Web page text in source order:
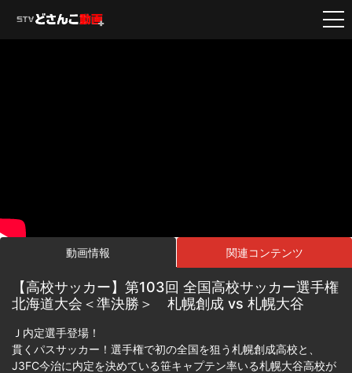
動画情報 関連コンテンツ
【高校サッカー】第103回 全国高校サッカー選手権
北海道大会＜準決勝＞ 札幌創成 vs 札幌大谷
Ｊ内定選手登場！
貫くパスサッカー！選手権で初の全国を狙う札幌創成高校と、
J3FC今治に内定を決めている笹キャプテン率いる札幌大谷高校が